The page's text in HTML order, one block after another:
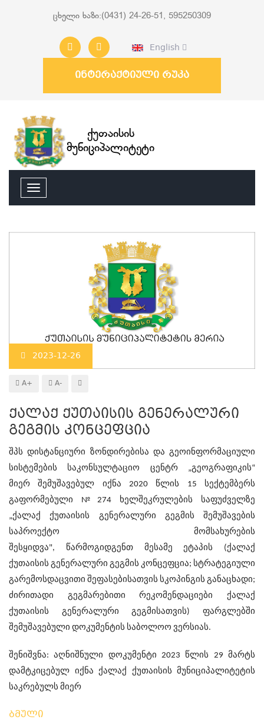
ცხელი ხაზი:(0431) 24-26-51, 595250309
English
ინტერაქტიული რუკა
ქუთაისის
მუნიციპალიტეტი
2023-12-26
A+ A-
ქალაქ ქუთაისის გენერალური
გეგმის კონცეფცია
შპს დისტანციური ზონდირებისა და გეოინფორმაციული
სისტემების საკონსულტაციო ცენტრ „გეოგრაფიკის“
მიერშემუშავებულ იქნა 2020 წლის 15 სექტემბერს
გაფორმებული №274 ხელშეკრულების საფუძველზე
„ქალაქ ქუთაისის გენერალური გეგმის შემუშავების
საპროექტო მომსახურების
შესყიდვა", წარმოგიდგენთ მესამე ეტაპის (ქალაქ
ქუთაისის გენერალური გეგმის კონცეფცია; სტრატეგიული
გარემოსდაცვითი შეფასებისათვის სკოპინგის განაცხადი;
ძირითადი გეგმარებითი რეკომენდაციები ქალაქ
ქუთაისის გენერალური გეგმისათვის) ფარგლებში
შემუშავებული დოკუმენტის საბოლოო ვერსიას.
შენიშვნა:აღნიშნული დოკუმენტი 2023 წლის 29 მარტს
დამტკიცებულ იქნა ქალაქ ქუთაისის მუნიციპალიტეტის
საკრებულს მიერ
ბმული